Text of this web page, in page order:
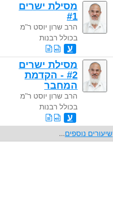
מסילת ישרים
#1
הרב שרון יוסט ר"מ
בכולל רבנות
ע
מסילת ישרים
#2 - הקדמת
המחבר
הרב שרון יוסט ר"מ
בכולל רבנות
ע
שיעורים נוספים...